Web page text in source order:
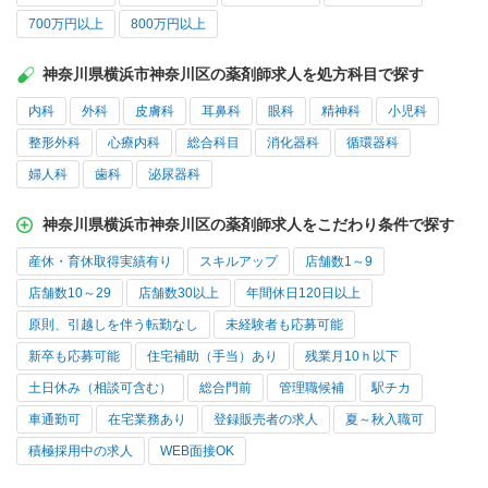
700万円以上 800万円以上
神奈川県横浜市神奈川区の薬剤師求人を処方科目で探す
内科 外科 皮膚科 耳鼻科 眼科 精神科 小児科
整形外科 心療内科 総合科目 消化器科 循環器科
婦人科 歯科 泌尿器科
神奈川県横浜市神奈川区の薬剤師求人をこだわり条件で探す
産休・育休取得実績有り スキルアップ 店舗数1～9
店舗数10～29 店舗数30以上 年間休日120日以上
原則、引越しを伴う転勤なし 未経験者も応募可能
新卒も応募可能 住宅補助（手当）あり 残業月10ｈ以下
土日休み（相談可含む） 総合門前 管理職候補 駅チカ
車通勤可 在宅業務あり 登録販売者の求人 夏～秋入職可
積極採用中の求人 WEB面接OK